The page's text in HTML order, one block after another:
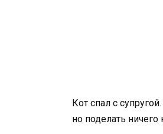
Кот спал с
но поделать